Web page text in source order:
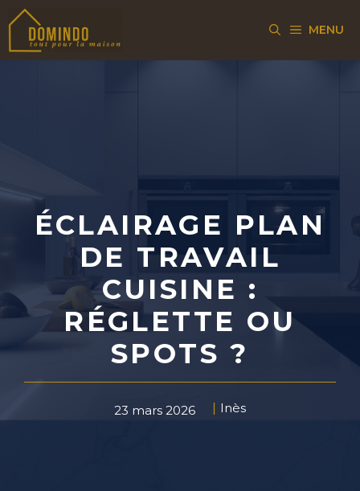
Aller
contenu
MENU
ÉCLAIRAGE PLAN
DE TRAVAIL
CUISINE :
RÉGLETTE OU
SPOTS ?
23 mars 2026 Inès